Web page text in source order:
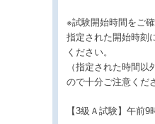
※試験開始時間をご
指定された開始時刻
ください。
（指定された時間
ので十分ご注意くだ
【3級Ａ試験】午前9